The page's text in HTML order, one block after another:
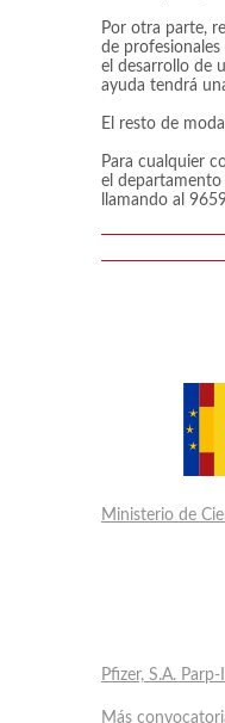
Por otra parte,
de profesionales
el desarrollo de
ayuda tendrá
El resto de
Para cualquier
el departamento
llamando al
Ministerio de
Pfizer, S.A.
Más